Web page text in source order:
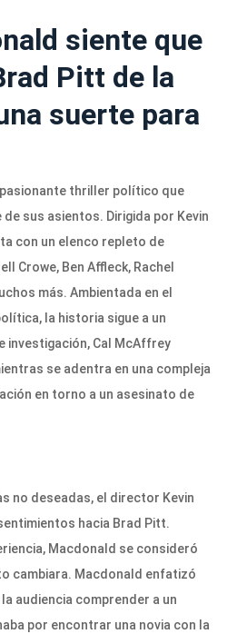
siente que
Pitt de la
suerte para
thriller político que
sus asientos. Dirigida por Kevin
con un elenco repleto de
Crowe, Ben Affleck, Rachel
más. Ambientada en el
la historia sigue a un
investigación, Cal McAffrey
se adentra en una compleja
en torno a un asesinato de
no deseadas, el director Kevin
hacia Brad Pitt.
Macdonald se consideró
cambiara. Macdonald enfatizó
audiencia comprender a un
por encontrar una novia con la